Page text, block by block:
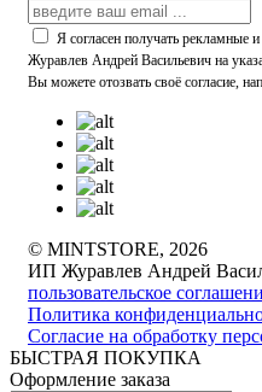
Я согласен получать
Журавлев Андрей Васильевич на
Вы можете отозвать своё согласие,
© MINTSTORE, 2026
ИП Журавлев Андрей
пользовательское
Политика
Согласие на обработку
БЫСТРАЯ ПОКУПКА
Оформление заказа